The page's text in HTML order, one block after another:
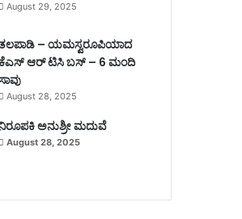
August 29, 2025
– ಯಮಸ್ವರೂಪಿಯಾದ
ಆರ್ ಟಿಸಿ ಬಸ್ – 6 ಮಂದಿ
August 28, 2025
ಅನುಶ್ರೀ ಮದುವೆ
August 28, 2025